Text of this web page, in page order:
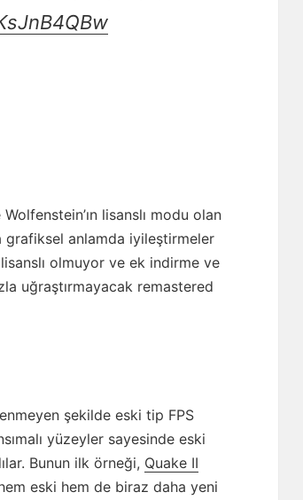
lisanslı modu olan
grafiksel anlamda iyileştirmeler
olmuyor ve ek indirme ve
uğraştırmayacak remastered
şekilde eski tip FPS
yüzeyler sayesinde eski
Bunun ilk örneği, Quake II
eski hem de biraz daha yeni